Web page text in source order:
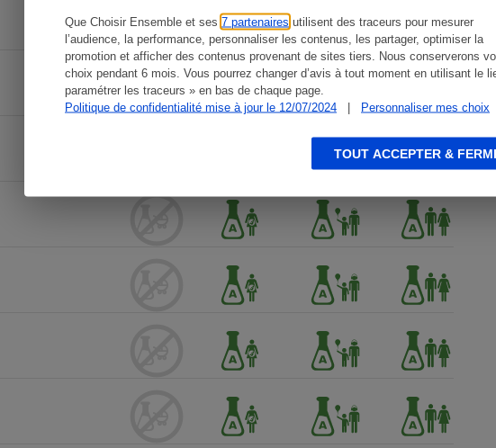
Que Choisir Ensemble et ses 7 partenaires utilisent des traceurs pour mesurer
l’audience, la performance, personnaliser les contenus, les partager, optimiser la
promotion et afficher des contenus provenant de sites tiers. Nous conserverons
choix pendant 6 mois. Vous pourrez changer d’avis à tout moment en utilisant le
paramétrer les traceurs » en bas de chaque page.
Politique de confidentialité mise à jour le 12/07/2024
| Personnaliser mes choix
TOUT ACCEPTER &